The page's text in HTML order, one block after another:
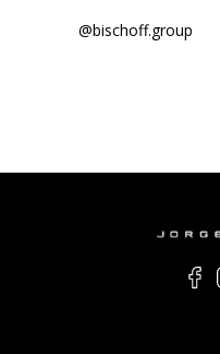
@bischoff.group